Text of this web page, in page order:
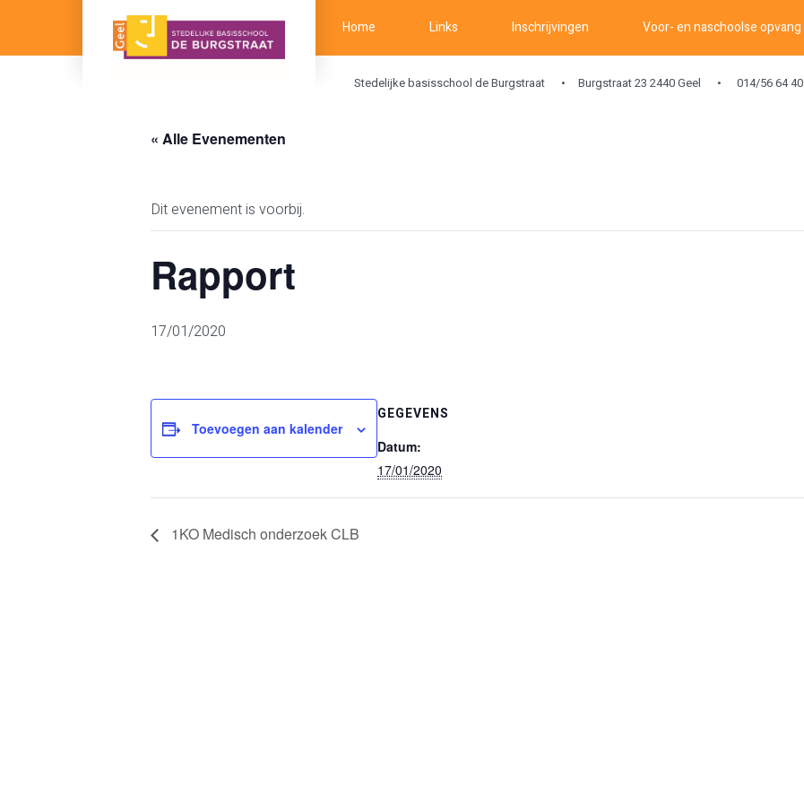
Home Links Inschrijvingen Voor- en naschoolse opvang
Stedelijke basisschool de Burgstraat Burgstraat 23 2440 Geel 014/56 64 40
« Alle Evenementen
Dit evenement is voorbij.
Rapport
17/01/2020
Toevoegen aan kalender
GEGEVENS
Datum:
17/01/2020
1KO Medisch onderzoek CLB